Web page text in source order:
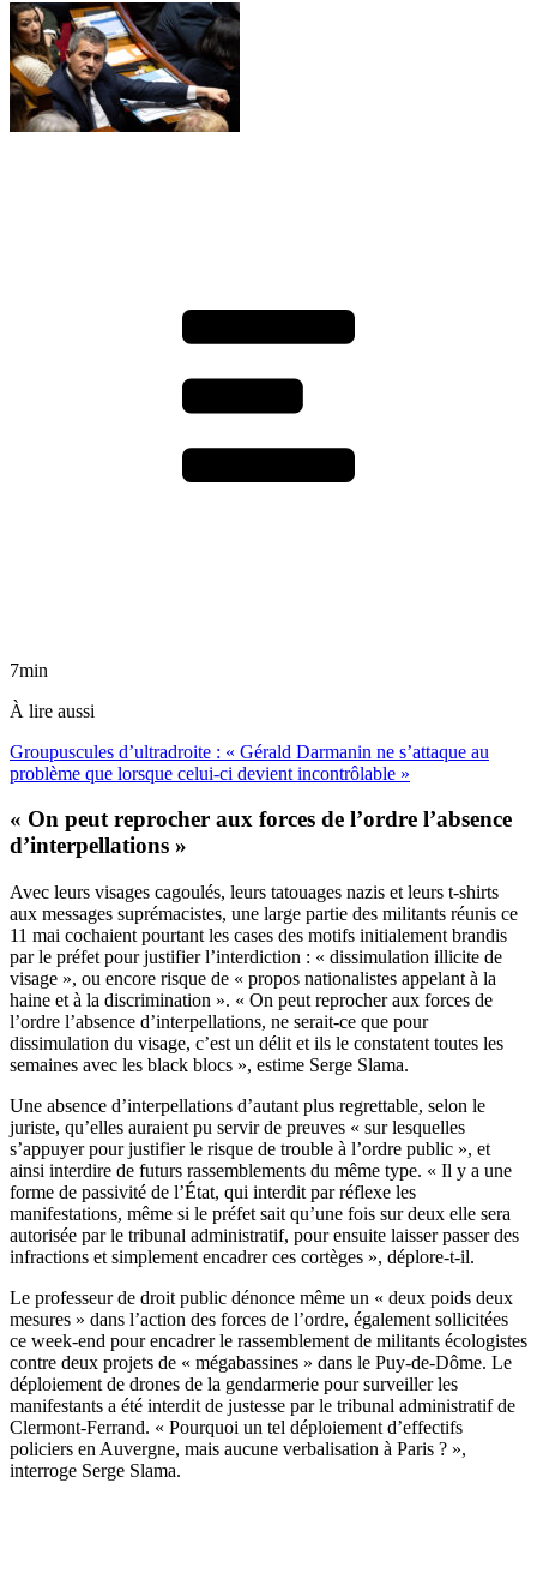
7min
À lire aussi
Groupuscules d’ultradroite : « Gérald Darmanin ne s’attaque au
problème que lorsque celui-ci devient incontrôlable »
« On peut reprocher aux forces de l’ordre l’absence
d’interpellations »
Avec leurs visages cagoulés, leurs tatouages nazis et leurs t-shirts
aux messages suprémacistes, une large partie des militants réunis ce
11 mai cochaient pourtant les cases des motifs initialement brandis
par le préfet pour justifier l’interdiction : « dissimulation illicite de
visage », ou encore risque de « propos nationalistes appelant à la
haine et à la discrimination ». « On peut reprocher aux forces de
l’ordre l’absence d’interpellations, ne serait-ce que pour
dissimulation du visage, c’est un délit et ils le constatent toutes les
semaines avec les black blocs », estime Serge Slama.
Une absence d’interpellations d’autant plus regrettable, selon le
juriste, qu’elles auraient pu servir de preuves « sur lesquelles
s’appuyer pour justifier le risque de trouble à l’ordre public », et
ainsi interdire de futurs rassemblements du même type. « Il y a une
forme de passivité de l’État, qui interdit par réflexe les
manifestations, même si le préfet sait qu’une fois sur deux elle sera
autorisée par le tribunal administratif, pour ensuite laisser passer des
infractions et simplement encadrer ces cortèges », déplore-t-il.
Le professeur de droit public dénonce même un « deux poids deux
mesures » dans l’action des forces de l’ordre, également sollicitées
ce week-end pour encadrer le rassemblement de militants écologistes
contre deux projets de « mégabassines » dans le Puy-de-Dôme. Le
déploiement de drones de la gendarmerie pour surveiller les
manifestants a été interdit de justesse par le tribunal administratif de
Clermont-Ferrand. « Pourquoi un tel déploiement d’effectifs
policiers en Auvergne, mais aucune verbalisation à Paris ? »,
interroge Serge Slama.